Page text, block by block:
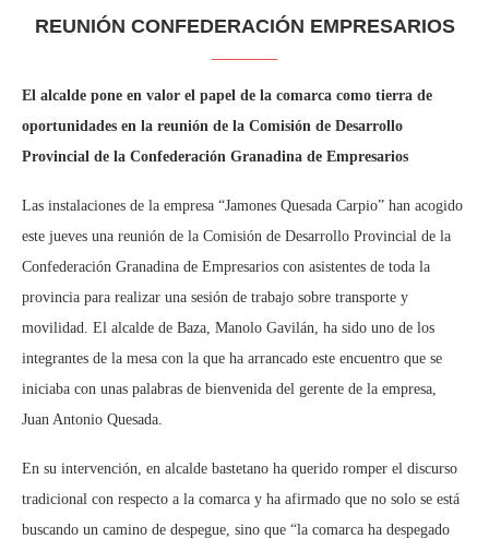
REUNIÓN CONFEDERACIÓN EMPRESARIOS
El alcalde pone en valor el papel de la comarca como tierra de
oportunidades en la reunión de la Comisión de Desarrollo
Provincial de la Confederación Granadina de Empresarios
Las instalaciones de la empresa “Jamones Quesada Carpio” han acogido
este jueves una reunión de la Comisión de Desarrollo Provincial de la
Confederación Granadina de Empresarios con asistentes de toda la
provincia para realizar una sesión de trabajo sobre transporte y
movilidad. El alcalde de Baza, Manolo Gavilán, ha sido uno de los
integrantes de la mesa con la que ha arrancado este encuentro que se
iniciaba con unas palabras de bienvenida del gerente de la empresa,
Juan Antonio Quesada.
En su intervención, en alcalde bastetano ha querido romper el discurso
tradicional con respecto a la comarca y ha afirmado que no solo se está
buscando un camino de despegue, sino que “la comarca ha despegado